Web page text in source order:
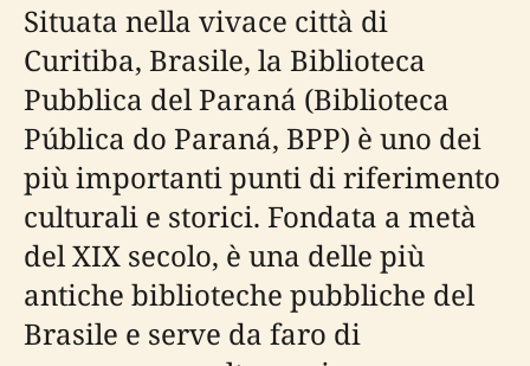
Situata nella vivace città di
Curitiba, Brasile, la Biblioteca
Pubblica del Paraná (Biblioteca
Pública do Paraná, BPP) è uno dei
più importanti punti di riferimento
culturali e storici. Fondata a metà
del XIX secolo, è una delle più
antiche biblioteche pubbliche del
Brasile e serve da faro di